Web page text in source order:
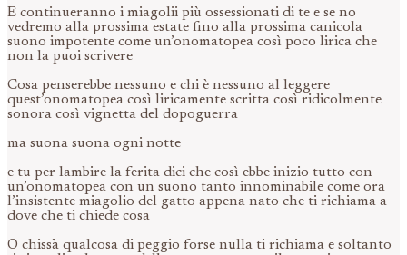
E continueranno i miagolii più ossessionati di te e se no
vedremo alla prossima estate fino alla prossima canicola
suono impotente come un’onomatopea così poco lirica che
non la puoi scrivere
Cosa penserebbe nessuno e chi è nessuno al leggere
quest’onomatopea così liricamente scritta così ridicolmente
sonora così vignetta del dopoguerra
ma suona suona ogni notte
e tu per lambire la ferita dici che così ebbe inizio tutto con
un’onomatopea con un suono tanto innominabile come ora
l’insistente miagolio del gatto appena nato che ti richiama a
dove che ti chiede cosa
O chissà qualcosa di peggio forse nulla ti richiama e soltanto